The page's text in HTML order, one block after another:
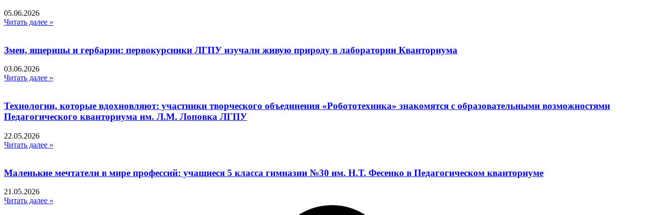
05.06.2026
Читать далее »
Змеи, ящерицы и гербарии: первокурсники ЛГПУ изучали живую природу в лаборатории Кванториума
03.06.2026
Читать далее »
Технологии, которые вдохновляют: участники творческого объединения «Робототехника» знакомятся с образовательными возможностями
Педагогического кванториума им. Л.М. Лоповка ЛГПУ
22.05.2026
Читать далее »
Маленькие мечтатели в мире профессий: учащиеся 5 класса гимназии №30 им. Н.Т. Фесенко в Педагогическом кванториуме
21.05.2026
Читать далее »